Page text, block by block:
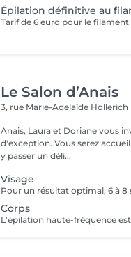
Épilation définitive au
Le Salon d’Anais
3, rue Marie-Adelaïde Hollerich
Anais, Laura et Doriane vous
d'exception. Vous serez accueillis dans un cadre raffiné et feutré pour
y passer un déli...
Visage
Corps